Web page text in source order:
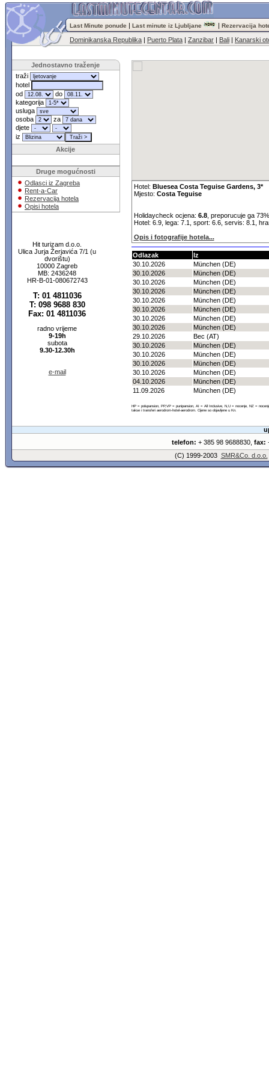
Last Minute ponude | Last minute iz Ljubljane | Rezervacija
Dominikanska Republika | Puerto Plata | Zanzibar | Bali | Kanarski
Jednostavno traženje
traži
hotel
od
do
kategorija
usluga
osoba
za
djete
iz
Akcije
Druge mogućnosti
Odlasci iz Zagreba
Rent-a-Car
Rezervacija hotela
Opisi hotela
Hit turizam d.o.o.
Ulica Jurja Žerjavića 7/1 (u
dvorištu)
10000 Zagreb
MB: 2436248
HR-B-01-080672743
T: 01 4811036
T: 098 9688 830
Fax: 01 4811036
radno vrijeme
9-19h
subota
9.30-12.30h
e-mail
Hotel: Bluesea Costa Teguise Gardens, 3*
Mjesto: Costa Teguise
Holidaycheck ocjena: 6.8, preporucuje ga
Hotel: 6.9, lega: 7.1, sport: 6.6, servis: 8.1,
Opis i fotografije hotela...
Odlazak
Iz
30.10.2026
München (DE)
30.10.2026
München (DE)
30.10.2026
München (DE)
30.10.2026
München (DE)
30.10.2026
München (DE)
30.10.2026
München (DE)
30.10.2026
München (DE)
30.10.2026
München (DE)
29.10.2026
Bec (AT)
30.10.2026
München (DE)
30.10.2026
München (DE)
30.10.2026
München (DE)
30.10.2026
München (DE)
04.10.2026
München (DE)
11.09.2026
München (DE)
HP = polupansion, PP,VP = punipansion, AI = All Inclusive, N,U = nocenje, NZ =
takse i transferi aerodrom-hotel-aerodrom. Cijene so objavljene u Kn.
telefon: + 385 98 9688830, fax:
(C) 1999-2003 SMR&Co. d.o.o.